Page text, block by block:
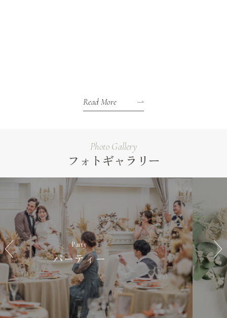
Read More
Photo Gallery
フォトギャラリー
Cuisine & Sweets
料理・スイーツ